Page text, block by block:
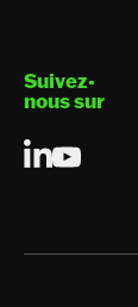
Suivez-
nous sur